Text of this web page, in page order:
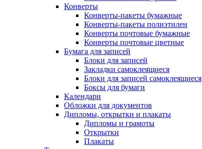
Конверты
Конверты-пакеты бумажные
Конверты-пакеты полиэтилен
Конверты почтовые бумажные
Конверты почтовые цветные
Бумага для записей
Блоки для записей
Закладки самоклеящиеся
Блоки для записей самоклеящиеся
Боксы для бумаги
Календари
Обложки для документов
Дипломы, открытки и плакаты
Дипломы и грамоты
Открытки
Плакаты